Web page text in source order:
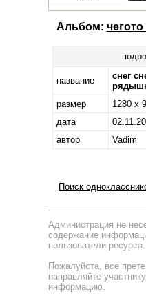
Альбом:
название
снег
размер
1280 x
дата
автор
Vadim
Поиск
Администрация не
содержание
пользователи ресурса.
Пожалуйста, все
направляйте
информацию.